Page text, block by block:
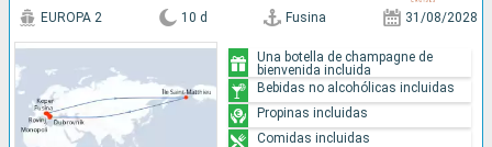
EUROPA 2 10 d Fusina 31/08/2028
Una botella de champagne de
bienvenida incluida
Bebidas no alcohólicas incluidas
Propinas incluidas
Comidas incluidas